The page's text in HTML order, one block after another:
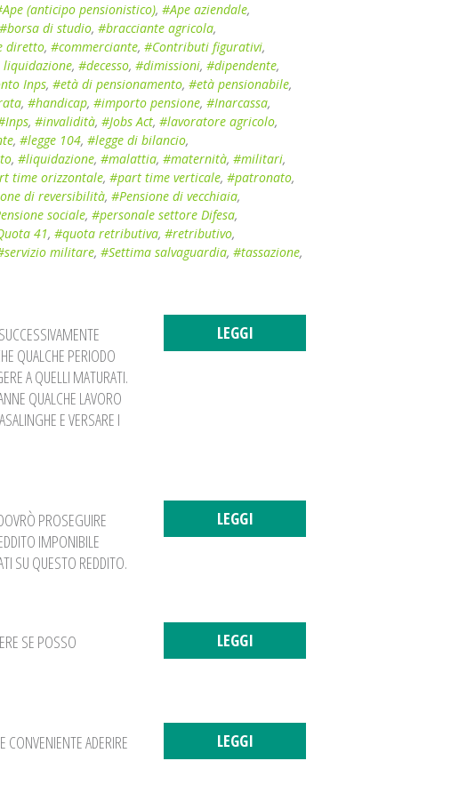
(anticipo pensionistico), #Ape aziendale,
#borsa di studio, #bracciante agricola,
diretto, #commerciante, #Contributi figurativi,
, #decesso, #dimissioni, #dipendente,
Inps, #età di pensionamento, #età pensionabile,
, #handicap, #importo pensione, #Inarcassa,
, #invalidità, #Jobs Act, #lavoratore agricolo,
, #legge 104, #legge di bilancio,
, #liquidazione, #malattia, #maternità, #militari,
time orizzontale, #part time verticale, #patronato,
di reversibilità, #Pensione di vecchiaia,
sociale, #personale settore Difesa,
41, #quota retributiva, #retributivo,
militare, #Settima salvaguardia, #tassazione,
QUALCHE PERIODO
A QUELLI MATURATI.
QUALCHE LAVORO
E VERSARE I
LEGGI
PROSEGUIRE
IMPONIBILE
SU QUESTO REDDITO.
LEGGI
SE POSSO
LEGGI
ADERIRE
LEGGI